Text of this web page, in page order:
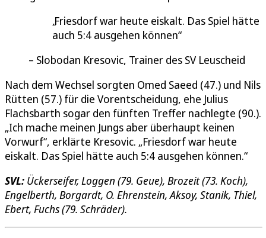
Friesdorf war heute eiskalt. Das Spiel hätte
auch 5:4 ausgehen können
Slobodan Kresovic, Trainer des SV Leuscheid
Nach dem Wechsel sorgten Omed Saeed (47.) und Nils
Rütten (57.) für die Vorentscheidung, ehe Julius
Flachsbarth sogar den fünften Treffer nachlegte (90.).
„Ich mache meinen Jungs aber überhaupt keinen
Vorwurf“, erklärte Kresovic. „Friesdorf war heute
eiskalt. Das Spiel hätte auch 5:4 ausgehen können.“
SVL: Ückerseifer, Loggen (79. Geue), Brozeit (73. Koch),
Engelberth, Borgardt, O. Ehrenstein, Aksoy, Stanik, Thiel,
Ebert, Fuchs (79. Schräder).